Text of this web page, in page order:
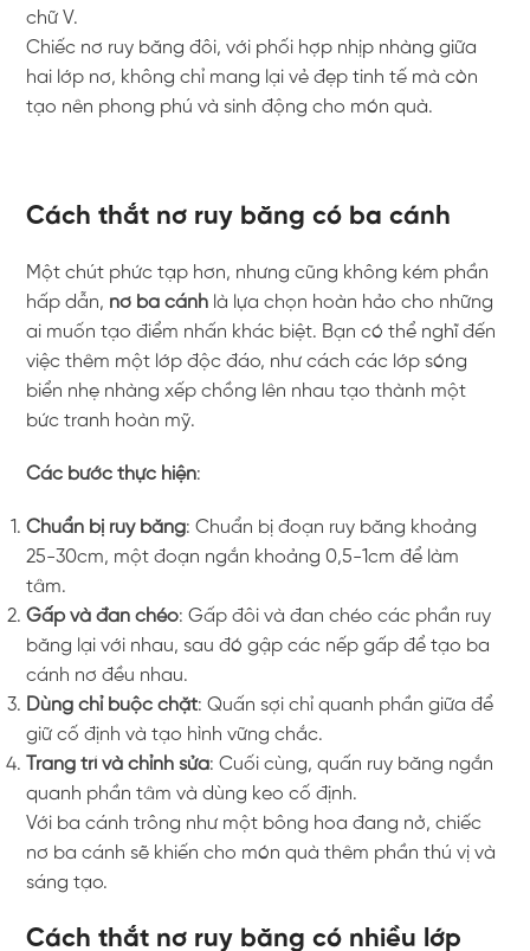
chữ V.
Chiếc nơ ruy băng đôi, với phối hợp nhịp nhàng giữa
hai lớp nơ, không chỉ mang lại vẻ đẹp tinh tế mà còn
tạo nên phong phú và sinh động cho món quà.
Cách thắt nơ ruy băng có ba cánh
Một chút phức tạp hơn, nhưng cũng không kém phần
hấp dẫn, nơ ba cánh là lựa chọn hoàn hảo cho những
ai muốn tạo điểm nhấn khác biệt. Bạn có thể nghĩ đến
việc thêm một lớp độc đáo, như cách các lớp sóng
biển nhẹ nhàng xếp chồng lên nhau tạo thành một
bức tranh hoàn mỹ.
Các bước thực hiện:
Chuẩn bị ruy băng: Chuẩn bị đoạn ruy băng khoảng
25-30cm, một đoạn ngắn khoảng 0,5-1cm để làm
tâm.
Gấp và đan chéo: Gấp đôi và đan chéo các phần ruy
băng lại với nhau, sau đó gập các nếp gấp để tạo ba
cánh nơ đều nhau.
Dùng chỉ buộc chặt: Quấn sợi chỉ quanh phần giữa để
giữ cố định và tạo hình vững chắc.
Trang trí và chỉnh sửa: Cuối cùng, quấn ruy băng ngắn
quanh phần tâm và dùng keo cố định.
Với ba cánh trông như một bông hoa đang nở, chiếc
nơ ba cánh sẽ khiến cho món quà thêm phần thú vị và
sáng tạo.
Cách thắt nơ ruy băng có nhiều lớp